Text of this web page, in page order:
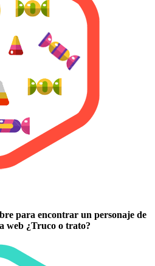
para encontrar un personaje de
web ¿Truco o trato?